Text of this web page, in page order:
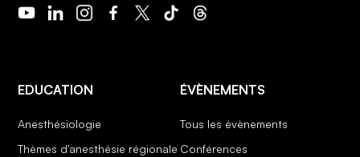
EDUCATION
Anesthésiologie
Thèmes d'anesthésie régionale
ÉVÈNEMENTS
Tous les évènements
Conférences